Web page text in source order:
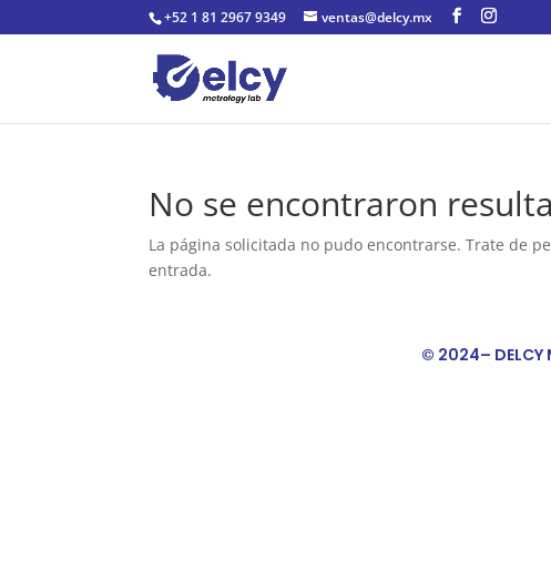
+52 1 81 2967 9349 ventas@delcy.mx
No se encontraron
La página solicitada no pudo encontrarse. Trate de
entrada.
© 2024– DELCY